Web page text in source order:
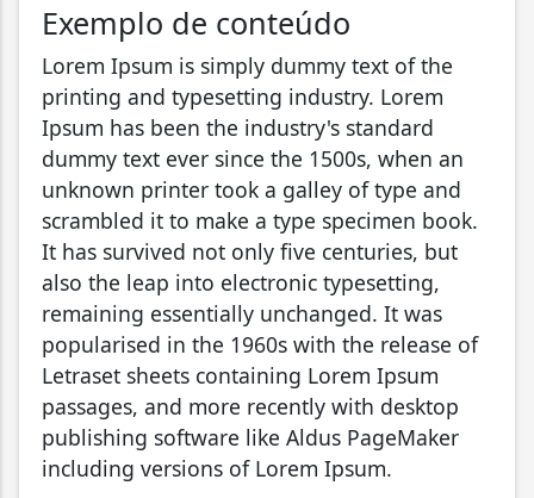
Exemplo de conteúdo
Lorem Ipsum is simply dummy text of the
printing and typesetting industry. Lorem
Ipsum has been the industry's standard
dummy text ever since the 1500s, when an
unknown printer took a galley of type and
scrambled it to make a type specimen book.
It has survived not only five centuries, but
also the leap into electronic typesetting,
remaining essentially unchanged. It was
popularised in the 1960s with the release of
Letraset sheets containing Lorem Ipsum
passages, and more recently with desktop
publishing software like Aldus PageMaker
including versions of Lorem Ipsum.